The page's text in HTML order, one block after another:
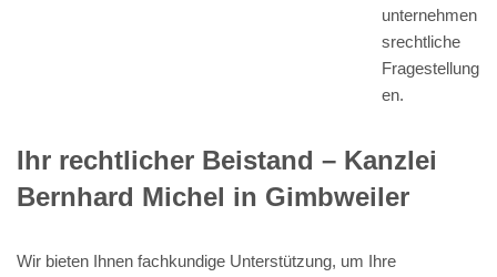
unternehmen
srechtliche
Fragestellung
en.
Ihr rechtlicher Beistand – Kanzlei
Bernhard Michel in Gimbweiler
Wir bieten Ihnen fachkundige Unterstützung, um Ihre